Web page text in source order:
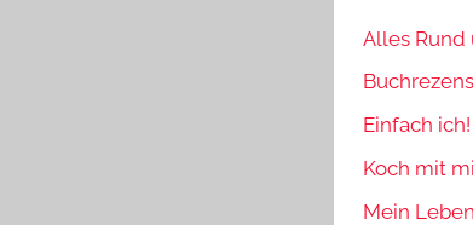
Alles Rund
Einfach ich!
Koch mit
Mein